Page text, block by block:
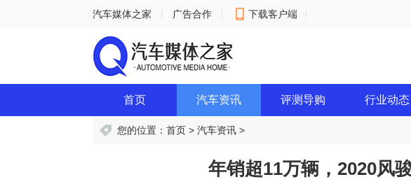
汽车媒体之家 广告合作 下载客户端
意见反馈
首页 汽车资讯 评测导购 行业动态
您的位置： 首页 > 汽车资讯 >
年销超11万辆，2020风